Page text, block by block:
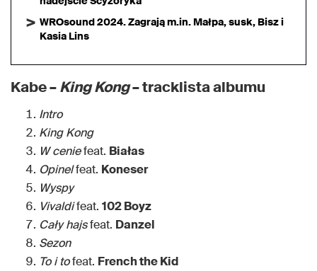
WROsound 2024. Zagrają m.in. Małpa, susk, Bisz i
Kasia Lins
Kabe –King Kong– tracklista albumu
Intro
King Kong
W ceniefeat. Białas
Opinelfeat. Koneser
Wyspy
Vivaldifeat. 102 Boyz
Cały hajsfeat. Danzel
Sezon
To i tofeat. French the Kid